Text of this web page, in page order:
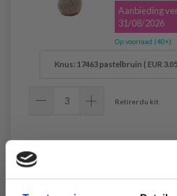
Aanbieding
31/08/2026
Op voorraad (40+)
Retirer du kit